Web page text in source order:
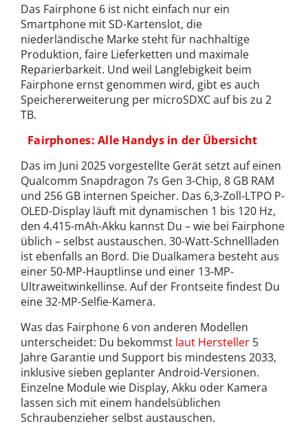
Das Fairphone 6 ist nicht einfach nur ein
Smartphone mit SD-Kartenslot, die
niederländische Marke steht für nachhaltige
Produktion, faire Lieferketten und maximale
Reparierbarkeit. Und weil Langlebigkeit beim
Fairphone ernst genommen wird, gibt es auch
Speichererweiterung per microSDXC auf bis zu 2
TB.
Fairphones: Alle Handys in der Übersicht
Das im Juni 2025 vorgestellte Gerät setzt auf einen
Qualcomm Snapdragon 7s Gen 3-Chip, 8 GB RAM
und 256 GB internen Speicher. Das 6,3-Zoll-LTPO P-
OLED-Display läuft mit dynamischen 1 bis 120 Hz,
den 4.415-mAh-Akku kannst Du – wie bei Fairphone
üblich – selbst austauschen. 30-Watt-Schnellladen
ist ebenfalls an Bord. Die Dualkamera besteht aus
einer 50-MP-Hauptlinse und einer 13-MP-
Ultraweitwinkellinse. Auf der Frontseite findest Du
eine 32-MP-Selfie-Kamera.
Was das Fairphone 6 von anderen Modellen
unterscheidet: Du bekommst laut Hersteller 5
Jahre Garantie und Support bis mindestens 2033,
inklusive sieben geplanter Android-Versionen.
Einzelne Module wie Display, Akku oder Kamera
lassen sich mit einem handelsüblichen
Schraubenzieher selbst austauschen.